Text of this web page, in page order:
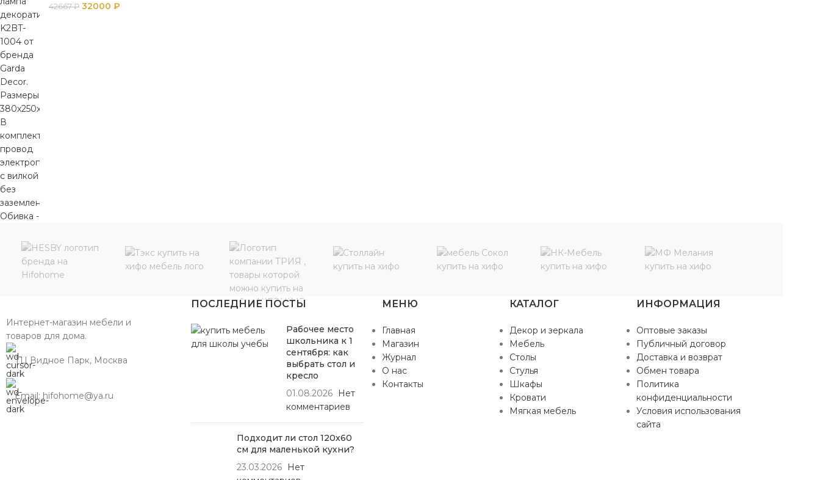
42667₽ 32000 ₽
Интернет-магазин мебели и
товаров для дома.
ТЦ Видное Парк, Москва
Email: hifohome@ya.ru
ПОСЛЕДНИЕ ПОСТЫ
Рабочее место
школьника к 1
сентября: как
выбрать стол и
кресло
01.08.2026
Нет
комментариев
Подходит ли стол 120х60
см для маленькой кухни?
23.03.2026
Нет
МЕНЮ
Главная
Магазин
Журнал
О нас
Контакты
КАТАЛОГ
Декор и зеркала
Мебель
Столы
Стулья
Шкафы
Кровати
Мягкая мебель
ИНФОРМАЦИЯ
Оптовые заказы
Публичный договор
Доставка и возврат
Обмен товара
Политика
конфиденциальности
Условия использования
сайта